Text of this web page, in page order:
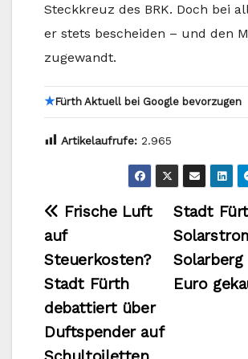
Steckkreuz des BRK. Doch bei
er stets bescheiden – und den
zugewandt.
★Fürth Aktuell bei Google bevorzugen
Artikelaufrufe: 2.965
Stadt
Euro
Frische Luft
auf
Steuerkosten?
Stadt Fürth
debattiert über
Duftspender auf